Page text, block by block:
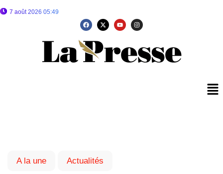
7 août 2026 05:49
A la une Actualités